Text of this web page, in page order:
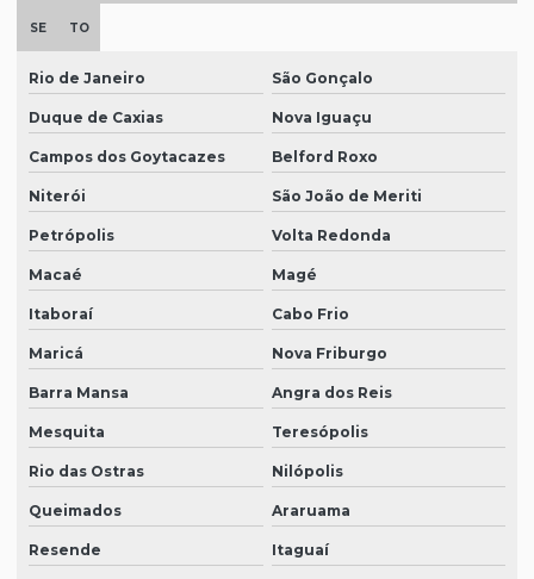
SE TO
Rio de Janeiro São Gonçalo
Duque de Caxias Nova Iguaçu
Campos dos Goytacazes Belford Roxo
Niterói São João de Meriti
Petrópolis Volta Redonda
Macaé Magé
Itaboraí Cabo Frio
Maricá Nova Friburgo
Barra Mansa Angra dos Reis
Mesquita Teresópolis
Rio das Ostras Nilópolis
Queimados Araruama
Resende Itaguaí